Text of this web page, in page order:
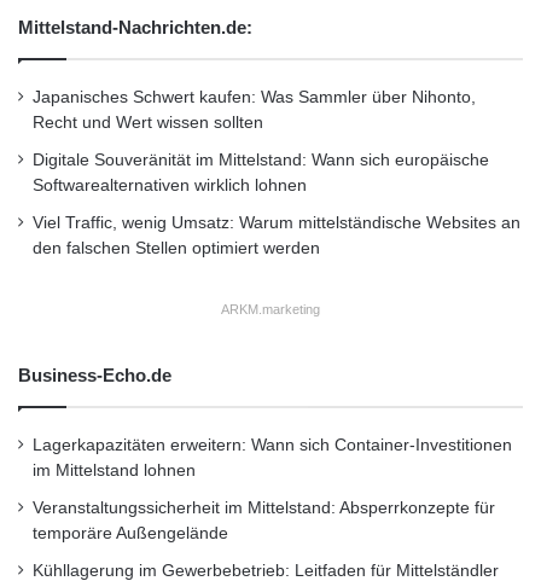
Mittelstand-Nachrichten.de:
Japanisches Schwert kaufen: Was Sammler über Nihonto,
Recht und Wert wissen sollten
Digitale Souveränität im Mittelstand: Wann sich europäische
Softwarealternativen wirklich lohnen
Viel Traffic, wenig Umsatz: Warum mittelständische Websites an
den falschen Stellen optimiert werden
ARKM.marketing
Business-Echo.de
Lagerkapazitäten erweitern: Wann sich Container-Investitionen
im Mittelstand lohnen
Veranstaltungssicherheit im Mittelstand: Absperrkonzepte für
temporäre Außengelände
Kühllagerung im Gewerbebetrieb: Leitfaden für Mittelständler